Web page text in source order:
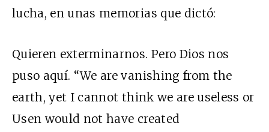
lucha, en unas memorias que dictó:
Quieren exterminarnos. Pero Dios nos
puso aquí. “We are vanishing from the
earth, yet I cannot think we are useless or
Usen would not have created